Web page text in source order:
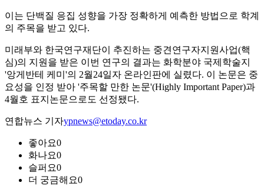
이는 단백질 응집 성향을 가장 정확하게 예측한 방법으로 학계
의 주목을 받고 있다.
미래부와 한국연구재단이 추진하는 중견연구자지원사업(핵
심)의 지원을 받은 이번 연구의 결과는 화학분야 국제학술지
'앙게반테 케미'의 2월24일자 온라인판에 실렸다. 이 논문은 중
요성을 인정 받아 '주목할 만한 논문'(Highly Important Paper)과
4월호 표지논문으로도 선정됐다.
연합뉴스 기자ypnews@etoday.co.kr
좋아요0
화나요0
슬퍼요0
더 궁금해요0